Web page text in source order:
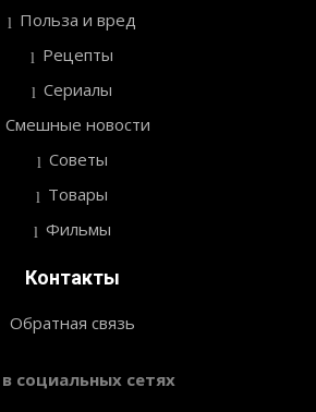
Польза и вред
Рецепты
Сериалы
Смешные новости
Советы
Товары
Фильмы
Контакты
Обратная связь
социальных сетях